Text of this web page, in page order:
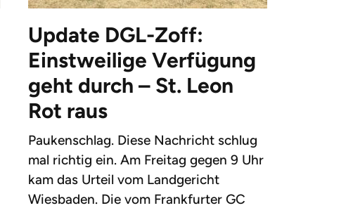
Update DGL-Zoff:
Einstweilige Verfügung
geht durch – St. Leon
Rot raus
Paukenschlag. Diese Nachricht schlug
mal richtig ein. Am Freitag gegen 9 Uhr
kam das Urteil vom Landgericht
Wiesbaden. Die vom Frankfurter GC